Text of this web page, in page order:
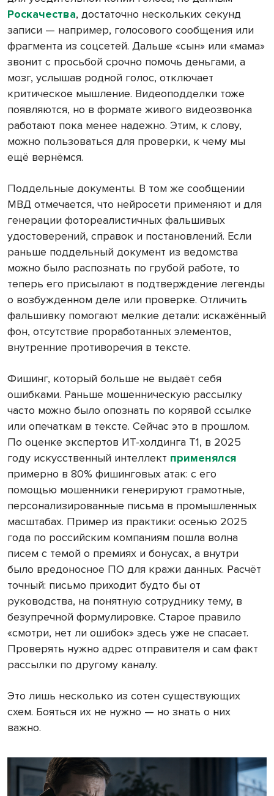
Роскачества, достаточно нескольких секунд
записи — например, голосового сообщения или
фрагмента из соцсетей. Дальше «сын» или «мама»
звонит с просьбой срочно помочь деньгами, а
мозг, услышав родной голос, отключает
критическое мышление. Видеоподделки тоже
появляются, но в формате живого видеозвонка
работают пока менее надежно. Этим, к слову,
можно пользоваться для проверки, к чему мы
ещё вернёмся.
Поддельные документы. В том же сообщении
МВД отмечается, что нейросети применяют и для
генерации фотореалистичных фальшивых
удостоверений, справок и постановлений. Если
раньше поддельный документ из ведомства
можно было распознать по грубой работе, то
теперь его присылают в подтверждение легенды
о возбужденном деле или проверке. Отличить
фальшивку помогают мелкие детали: искажённый
фон, отсутствие проработанных элементов,
внутренние противоречия в тексте.
Фишинг, который больше не выдаёт себя
ошибками. Раньше мошенническую рассылку
часто можно было опознать по корявой ссылке
или опечаткам в тексте. Сейчас это в прошлом.
По оценке экспертов ИТ-холдинга Т1, в 2025
году искусственный интеллект применялся
примерно в 80% фишинговых атак: с его
помощью мошенники генерируют грамотные,
персонализированные письма в промышленных
масштабах. Пример из практики: осенью 2025
года по российским компаниям пошла волна
писем с темой о премиях и бонусах, а внутри
было вредоносное ПО для кражи данных. Расчёт
точный: письмо приходит будто бы от
руководства, на понятную сотруднику тему, в
безупречной формулировке. Старое правило
«смотри, нет ли ошибок» здесь уже не спасает.
Проверять нужно адрес отправителя и сам факт
рассылки по другому каналу.
Это лишь несколько из сотен существующих
схем. Бояться их не нужно — но знать о них
важно.